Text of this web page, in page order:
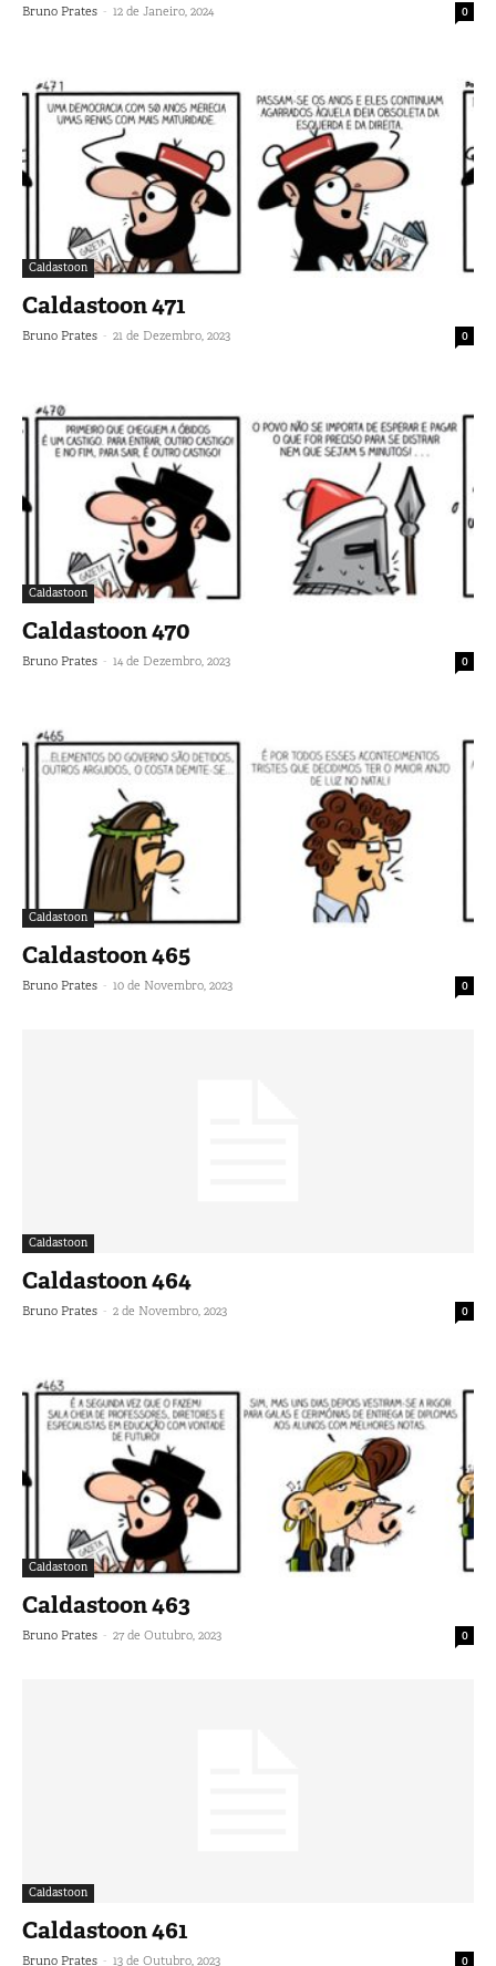
Bruno Prates - 12 de Janeiro, 2024 0
Caldastoon
Caldastoon 471
Bruno Prates - 21 de Dezembro, 2023 0
Caldastoon
Caldastoon 470
Bruno Prates - 14 de Dezembro, 2023 0
Caldastoon
Caldastoon 465
Bruno Prates - 10 de Novembro, 2023 0
Caldastoon
Caldastoon 464
Bruno Prates - 2 de Novembro, 2023 0
Caldastoon
Caldastoon 463
Bruno Prates - 27 de Outubro, 2023 0
Caldastoon
Caldastoon 461
Bruno Prates - 13 de Outubro, 2023 0